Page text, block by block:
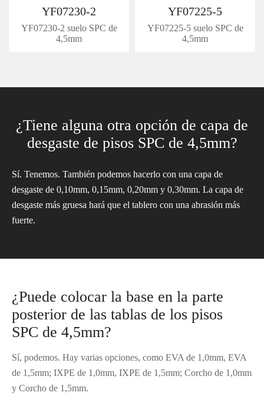
YF07230-2
YF07230-2 suelo SPC de
4,5mm
YF07225-5
YF07225-5 suelo SPC de
4,5mm
¿Tiene alguna otra opción de capa de
desgaste de pisos SPC de 4,5mm?
Sí. Tenemos. También podemos hacerlo con una capa de
desgaste de 0,10mm, 0,15mm, 0,20mm y 0,30mm. La capa de
desgaste más gruesa hará que el tablero con una abrasión más
fuerte.
¿Puede colocar la base en la parte
posterior de las tablas de los pisos
SPC de 4,5mm?
Sí, podemos. Hay varias opciones, como EVA de 1,0mm, EVA
de 1,5mm; IXPE de 1,0mm, IXPE de 1,5mm; Corcho de 1,0mm
y Corcho de 1,5mm.